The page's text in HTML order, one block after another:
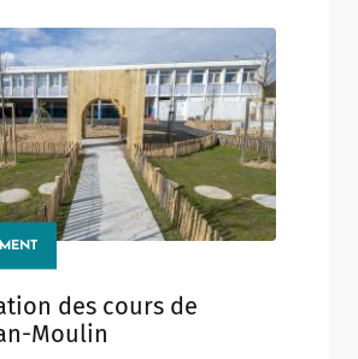
des cours de
Moulin